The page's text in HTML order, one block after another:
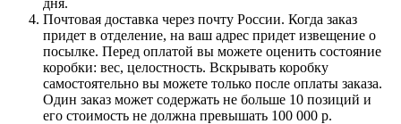
Почтовая доставка через почту России. Когда заказ
придет в отделение, на ваш адрес придет извещение о
посылке. Перед оплатой вы можете оценить состояние
коробки: вес, целостность. Вскрывать коробку
самостоятельно вы можете только после оплаты заказа.
Один заказ может содержать не больше 10 позиций и
его стоимость не должна превышать 100 000 р.